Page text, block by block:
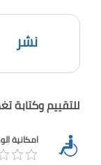
نشر
للتقييم وكتابة
امكانية